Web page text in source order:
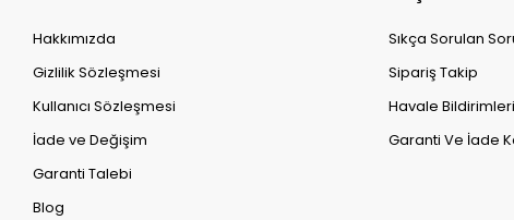
Hakkımızda
Gizlilik Sözleşmesi
Kullanıcı Sözleşmesi
İade ve Değişim
Garanti Talebi
Blog
Sıkça Sorulan
Sipariş Takip
Havale Bildirimleri
Garanti Ve İade